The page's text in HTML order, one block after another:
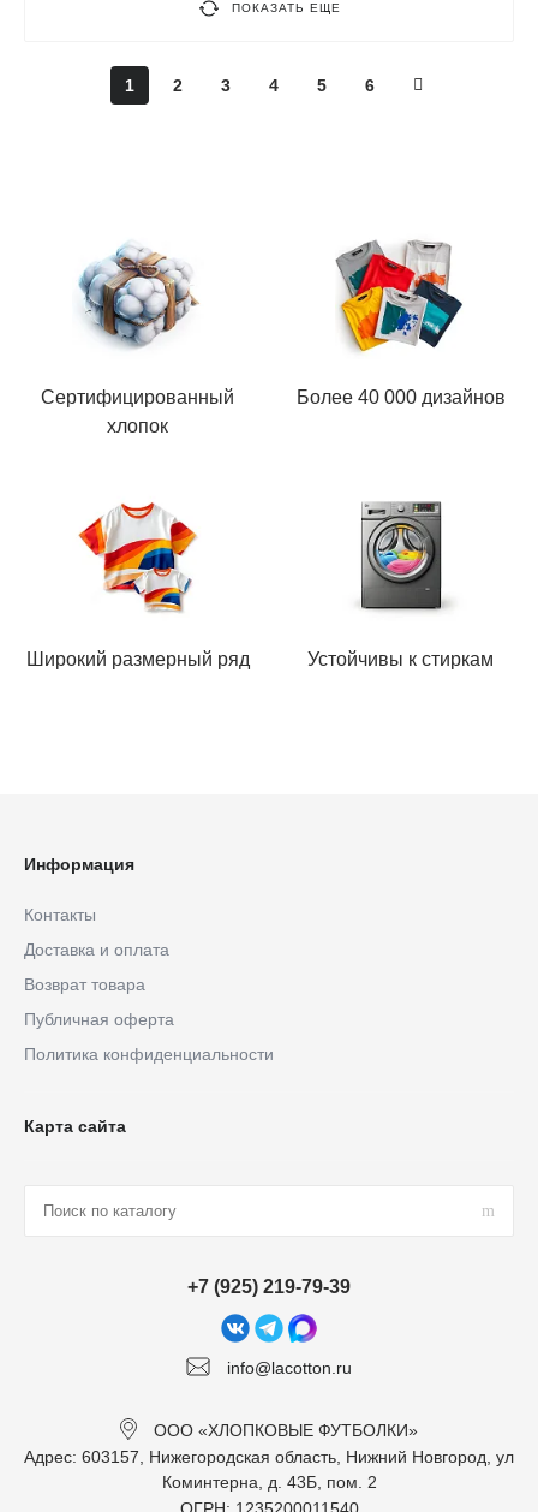
ПОКАЗАТЬ ЕЩЕ
1 2 3 4 5 6
Сертифицированный
хлопок
Более 40 000 дизайнов
Широкий размерный ряд Устойчивы к стиркам
Информация
Контакты
Доставка и оплата
Возврат товара
Публичная оферта
Политика конфиденциальности
Карта сайта
info@lacotton.ru
+7 (925) 219-79-39
ООО «ХЛОПКОВЫЕ ФУТБОЛКИ»
Адрес: 603157, Нижегородская область, Нижний Новгород, ул
Коминтерна, д. 43Б, пом. 2